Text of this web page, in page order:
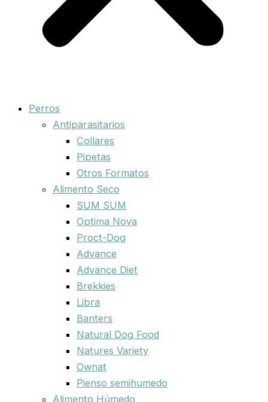
Perros
Antiparasitarios
Collares
Pipetas
Otros Formatos
Alimento Seco
SUM SUM
Optima Nova
Proct-Dog
Advance
Advance Diet
Brekkies
Libra
Banters
Natural Dog Food
Natures Variety
Ownat
Pienso semihumedo
Alimento Húmedo